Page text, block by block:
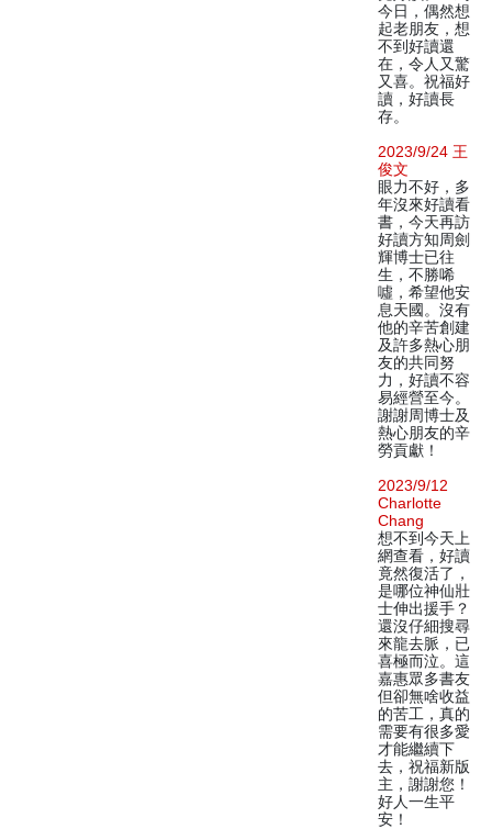
今日，偶然想
起老朋友，想
不到好讀還
在，令人又驚
又喜。祝福好
讀，好讀長
存。
2023/9/24 王
俊文
眼力不好，多
年沒來好讀看
書，今天再訪
好讀方知周劍
輝博士已往
生，不勝唏
噓，希望他安
息天國。沒有
他的辛苦創建
及許多熱心朋
友的共同努
力，好讀不容
易經營至今。
謝謝周博士及
熱心朋友的辛
勞貢獻！
2023/9/12
Charlotte
Chang
想不到今天上
網查看，好讀
竟然復活了，
是哪位神仙壯
士伸出援手？
還沒仔細搜尋
來龍去脈，已
喜極而泣。這
嘉惠眾多書友
但卻無啥收益
的苦工，真的
需要有很多愛
才能繼續下
去，祝福新版
主，謝謝您！
好人一生平
安！